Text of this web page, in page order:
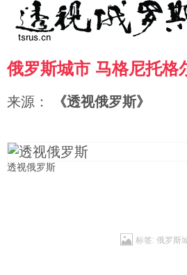
首页
国际
时政
空军
海军
财经
商业
农业
文艺
教育
图片新闻
高清图片
图表
俄罗斯城市 马格尼托格
来源： 《透视俄罗斯》
透视俄罗斯
标签: 俄罗斯